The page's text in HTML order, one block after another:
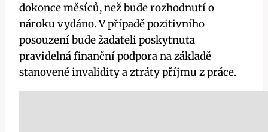
dokonce měsíců, než bude rozhodnutí o
nároku vydáno. V případě pozitivního
posouzení bude žadateli poskytnuta
pravidelná finanční podpora na základě
stanovené invalidity a ztráty příjmu z práce.